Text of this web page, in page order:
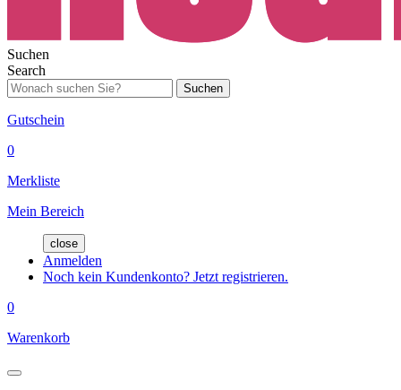
Suchen
Search
Suchen
Gutschein
0
Merkliste
Mein Bereich
close
Anmelden
Noch kein Kundenkonto? Jetzt registrieren.
0
Warenkorb